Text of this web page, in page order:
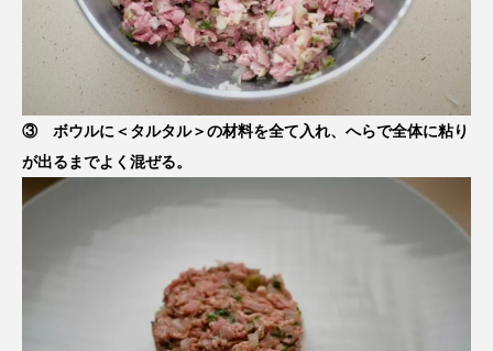
③ ボウルに＜タルタル＞の材料を全て入れ、へらで全体に粘り
が出るまでよく混ぜる。